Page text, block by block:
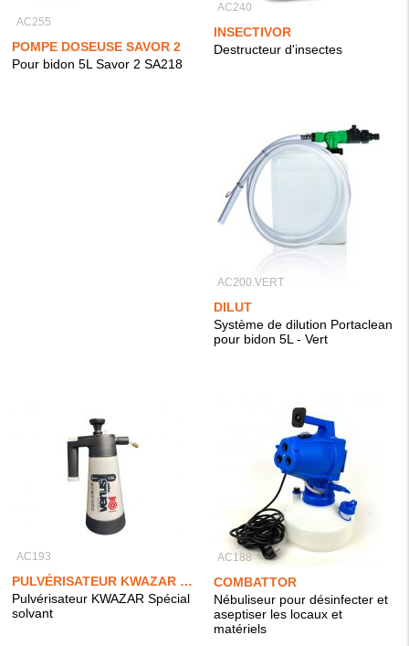
AC255
POMPE DOSEUSE SAVOR 2
Pour bidon 5L Savor 2 SA218
AC240
INSECTIVOR
Destructeur d'insectes
AC200.VERT
DILUT
Système de dilution Portaclean
pour bidon 5L - Vert
AC193
PULVÉRISATEUR KWAZAR SPÉCIAL SOLVANT 1,5L
Pulvérisateur KWAZAR Spécial
solvant
AC188
COMBATTOR
Nébuliseur pour désinfecter et
aseptiser les locaux et
matériels